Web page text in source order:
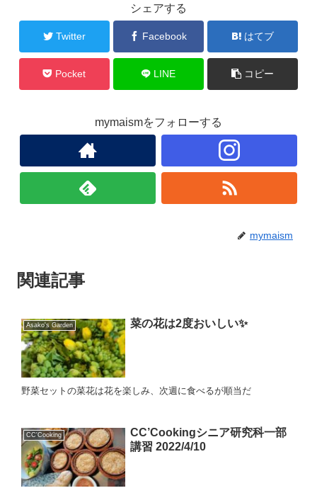
o
o
k
シェアする
Twitter Facebook はてブ
Pocket LINE コピー
mymaismをフォローする
mymaism
関連記事
Asako's Garden 菜の花は2度おいしい✨
野菜セットの菜花は花を楽しみ、次週に食べるが順当だ
CC'Cooking
CC’Cookingシニア研究科一部
講習 2022/4/10